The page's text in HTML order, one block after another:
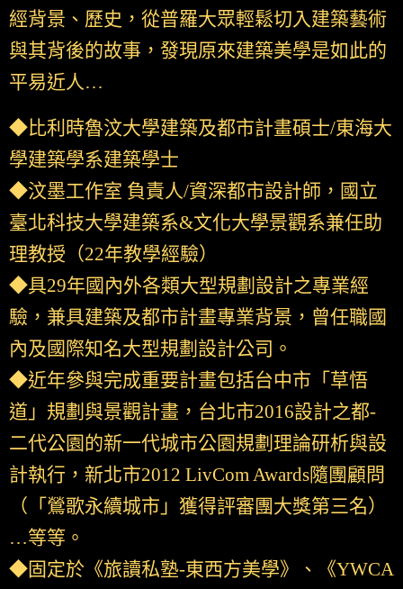
經背景、歷史，從普羅大眾輕鬆切入建築藝術
與其背後的故事，發現原來建築美學是如此的
平易近人…
◆比利時魯汶大學建築及都市計畫碩士/東海大
學建築學系建築學士
◆汶墨工作室 負責人/資深都市設計師，國立
臺北科技大學建築系&文化大學景觀系兼任助
理教授（22年教學經驗）
◆具29年國內外各類大型規劃設計之專業經
驗，兼具建築及都市計畫專業背景，曾任職國
內及國際知名大型規劃設計公司。
◆近年參與完成重要計畫包括台中市「草悟
道」規劃與景觀計畫，台北市2016設計之都-
二代公園的新一代城市公園規劃理論研析與設
計執行，新北市2012 LivCom Awards隨團顧問
（「鶯歌永續城市」獲得評審團大獎第三名）
…等等。
◆固定於《旅讀私塾-東西方美學》、《YWCA